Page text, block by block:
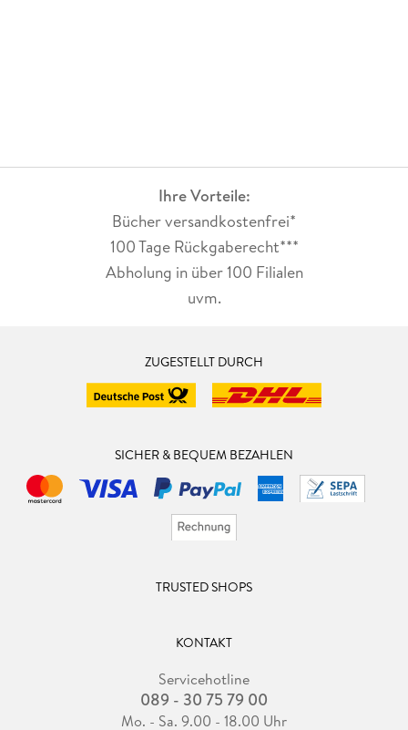
Ihre Vorteile:
Bücher versandkostenfrei*
100 Tage Rückgaberecht***
Abholung in über 100 Filialen
uvm.
ZUGESTELLT DURCH
SICHER & BEQUEM BEZAHLEN
TRUSTED SHOPS
KONTAKT
Servicehotline
089 - 30 75 79 00
Mo. - Sa. 9.00 - 18.00 Uhr